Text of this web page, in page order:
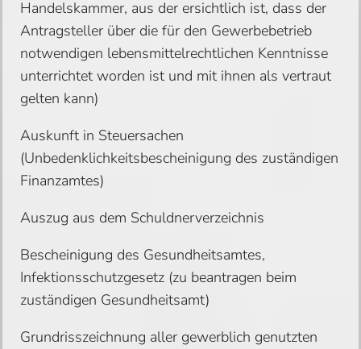
Handelskammer, aus der ersichtlich ist, dass der
Antragsteller über die für den Gewerbebetrieb
notwendigen lebensmittelrechtlichen Kenntnisse
unterrichtet worden ist und mit ihnen als vertraut
gelten kann)
Auskunft in Steuersachen
(Unbedenklichkeitsbescheinigung des zuständigen
Finanzamtes)
Auszug aus dem Schuldnerverzeichnis
Bescheinigung des Gesundheitsamtes,
Infektionsschutzgesetz (zu beantragen beim
zuständigen Gesundheitsamt)
Grundrisszeichnung aller gewerblich genutzten